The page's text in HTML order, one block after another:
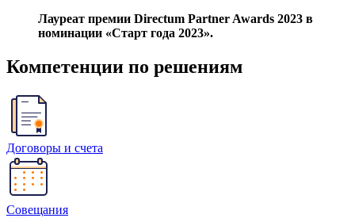
Лауреат премии Directum Partner Awards 2023 в
номинации «Старт года 2023».
Компетенции по решениям
Договоры и счета
Совещания